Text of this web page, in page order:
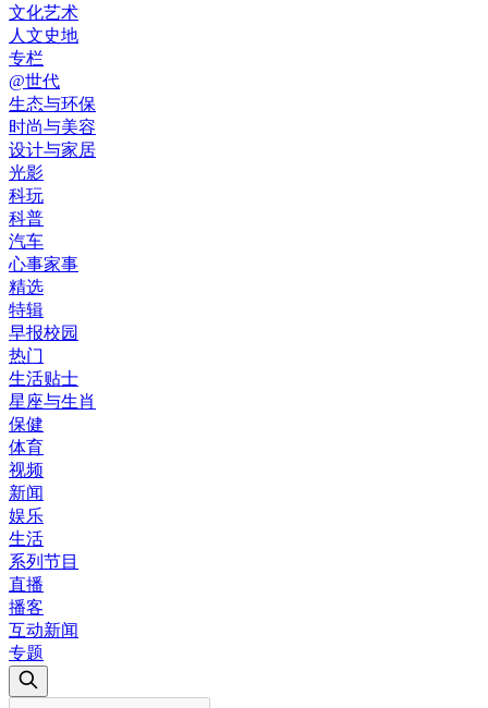
文化艺术
人文史地
专栏
@世代
生态与环保
时尚与美容
设计与家居
光影
科玩
科普
汽车
心事家事
精选
特辑
早报校园
热门
生活贴士
星座与生肖
保健
体育
视频
新闻
娱乐
生活
系列节目
直播
播客
互动新闻
专题